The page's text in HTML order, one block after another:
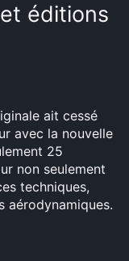
éditions
ait cessé
avec la nouvelle
25
non seulement
techniques,
aérodynamiques.